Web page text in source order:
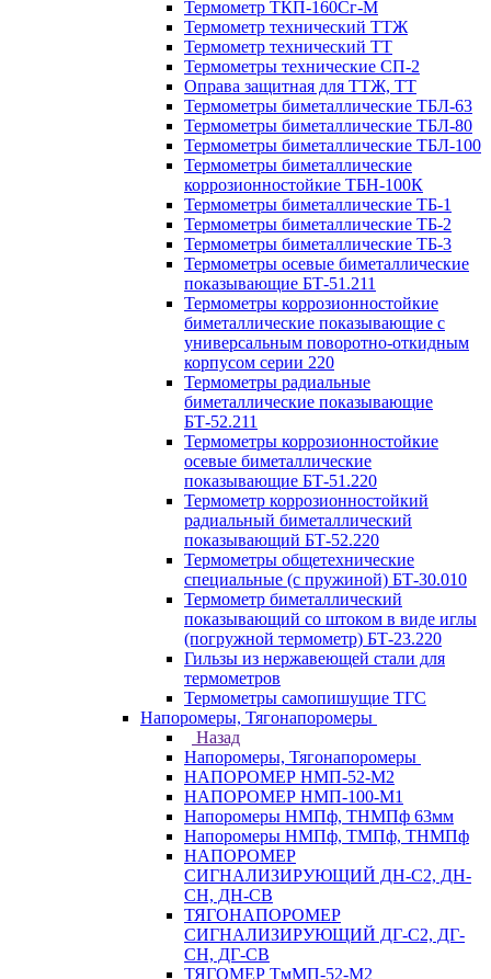
Термометр ТКП-160Сг-М
Термометр технический ТТЖ
Термометр технический ТТ
Термометры технические СП-2
Оправа защитная для ТТЖ, ТТ
Термометры биметаллические ТБЛ-63
Термометры биметаллические ТБЛ-80
Термометры биметаллические ТБЛ-100
Термометры биметаллические
коррозионностойкие ТБН-100К
Термометры биметаллические ТБ-1
Термометры биметаллические ТБ-2
Термометры биметаллические ТБ-3
Термометры осевые биметаллические
показывающие БТ-51.211
Термометры коррозионностойкие
биметаллические показывающие с
универсальным поворотно-откидным
корпусом серии 220
Термометры радиальные
биметаллические показывающие
БТ-52.211
Термометры коррозионностойкие
осевые биметаллические
показывающие БТ-51.220
Термометр коррозионностойкий
радиальный биметаллический
показывающий БТ-52.220
Термометры общетехнические
специальные (с пружиной) БТ-30.010
Термометр биметаллический
показывающий со штоком в виде иглы
(погружной термометр) БТ-23.220
Гильзы из нержавеющей стали для
термометров
Термометры самопишущие ТГС
Напоромеры, Тягонапоромеры
Назад
Напоромеры, Тягонапоромеры
НАПОРОМЕР НМП-52-М2
НАПОРОМЕР НМП-100-М1
Напоромеры НМПф, ТНМПф 63мм
Напоромеры НМПф, ТМПф, ТНМПф
НАПОРОМЕР
СИГНАЛИЗИРУЮЩИЙ ДН-С2, ДН-
СН, ДН-СВ
ТЯГОНАПОРОМЕР
СИГНАЛИЗИРУЮЩИЙ ДГ-С2, ДГ-
СН, ДГ-СВ
ТЯГОМЕР ТмМП-52-М2